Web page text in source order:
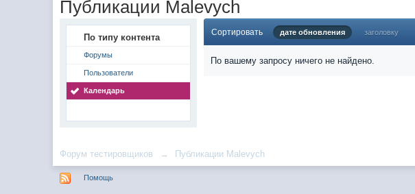
Публикации Malevych
По типу контента
Форумы
Пользователи
Календарь
Сортировать дате обновления заголовку
По вашему запросу ничего не найдено.
Форум тестировщиков → Публикации Malevych
Помощь